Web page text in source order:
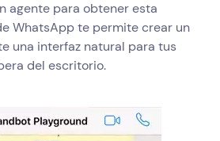
agente para obtener esta
WhatsApp te permite crear un
una interfaz natural para tus
del escritorio.